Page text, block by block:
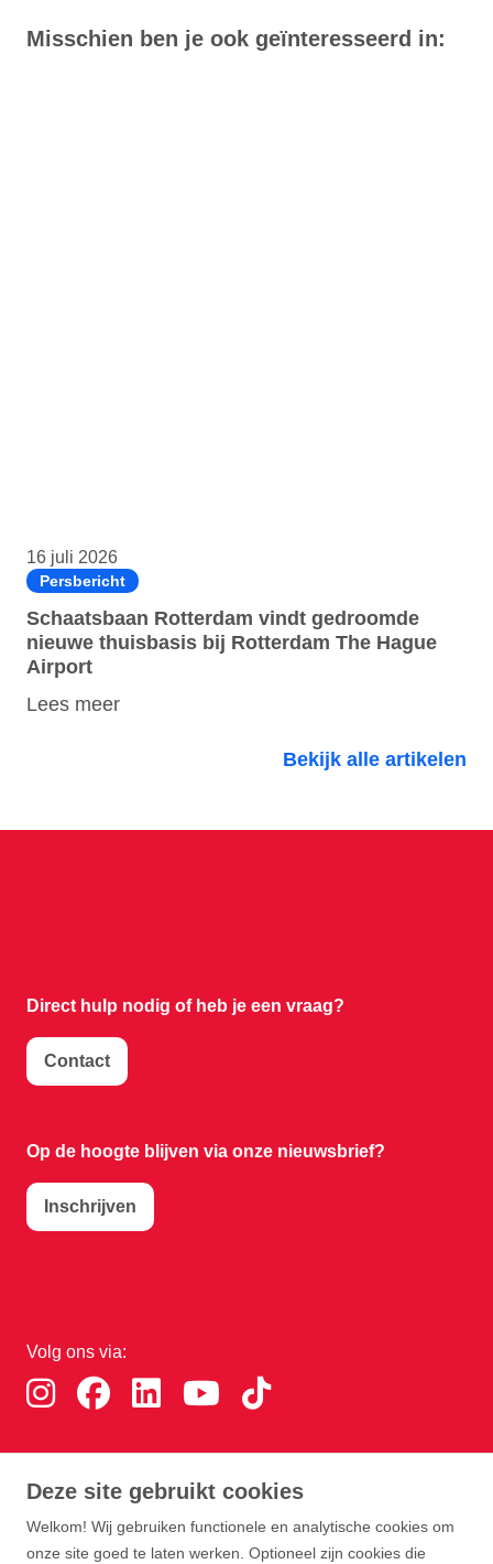
Deze site gebruikt cookies
Welkom! Wij gebruiken functionele en analytische cookies om
onze site goed te laten werken. Optioneel zijn cookies die
Misschien ben je ook geïnteresseerd in:
16 juli 2026
Persbericht
Schaatsbaan Rotterdam vindt gedroomde
nieuwe thuisbasis bij Rotterdam The Hague
Airport
Lees meer
Bekijk alle artikelen
Direct hulp nodig ofheb je een vraag?
Contact
Op de hoogte blijven via onze nieuwsbrief?
Inschrijven
Volg ons via:
Download de RTHA app: